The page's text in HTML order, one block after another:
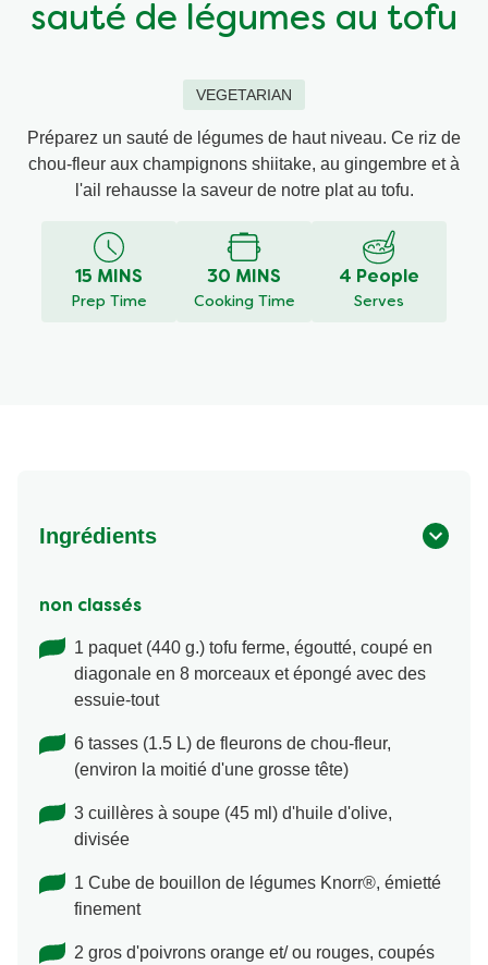
sauté de légumes au tofu
VEGETARIAN
Préparez un sauté de légumes de haut niveau. Ce riz de
chou-fleur aux champignons shiitake, au gingembre et à
l'ail rehausse la saveur de notre plat au tofu.
15 MINS
Prep Time
30 MINS
Cooking Time
4 People
Serves
Ingrédients
non classés
1 paquet (440 g.) tofu ferme, égoutté, coupé en
diagonale en 8 morceaux et épongé avec des
essuie-tout
6 tasses (1.5 L) de fleurons de chou-fleur,
(environ la moitié d'une grosse tête)
3 cuillères à soupe (45 ml) d'huile d'olive,
divisée
1 Cube de bouillon de légumes Knorr®, émietté
finement
2 gros d'poivrons orange et/ ou rouges, coupés